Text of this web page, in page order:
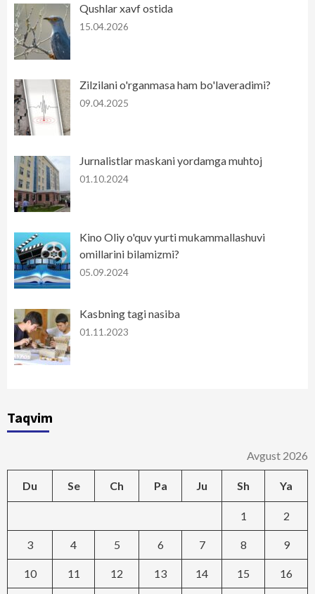
Qushlar xavf ostida
15.04.2026
Zilzilani o'rganmasa ham bo'laveradimi?
09.04.2025
Jurnalistlar maskani yordamga muhtoj
01.10.2024
Kino Oliy o'quv yurti mukammallashuvi
omillarini bilamizmi?
05.09.2024
Kasbning tagi nasiba
01.11.2023
Taqvim
Avgust 2026
Du Se Ch Pa Ju Sh Ya
1 2
3 4 5 6 7 8 9
10 11 12 13 14 15 16